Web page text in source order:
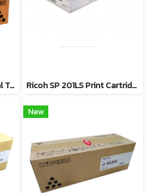
RICOH SP330TNLY Original Toner Cartridge (408279) ตลับหมึกโทนเนอร์ (สีดำ) ของแท้ ประกันศูนย์ Ricoh SP 201LS Print Cartridge หมึกพิมพ์เลเซอร์โทนเนอร์ขาวดำ 1,500 แผ่น รับประกันของแท้ศูนย์
New